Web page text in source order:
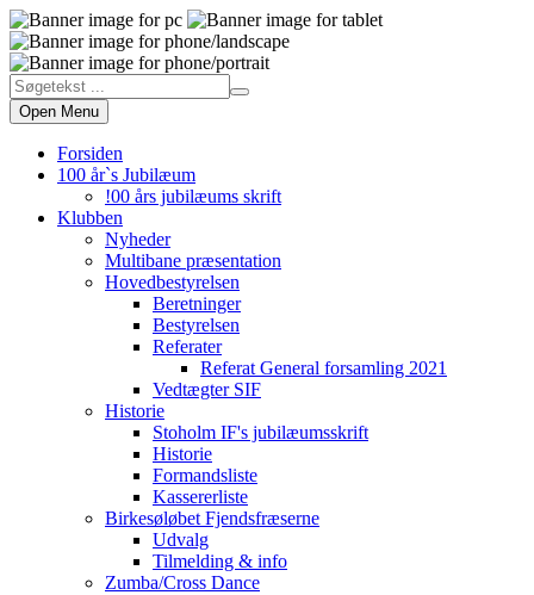
Open Menu
Forsiden
100 år`s Jubilæum
!00 års jubilæums skrift
Klubben
Nyheder
Multibane præsentation
Hovedbestyrelsen
Beretninger
Bestyrelsen
Referater
Referat General forsamling 2021
Vedtægter SIF
Historie
Stoholm IF's jubilæumsskrift
Historie
Formandsliste
Kassererliste
Birkesøløbet Fjendsfræserne
Udvalg
Tilmelding & info
Zumba/Cross Dance